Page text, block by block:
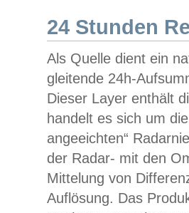
24 Stunden
Als Quelle dient ein
gleitende 24h-
Dieser Layer enthält
handelt es sich um
angeeichten“
der Radar- mit den
Mittelung von
Auflösung. Das